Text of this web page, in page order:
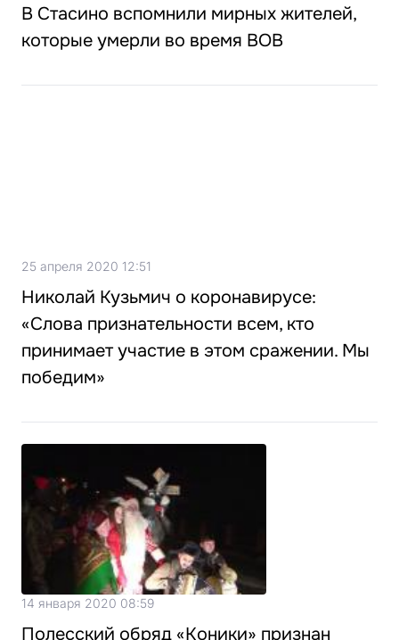
В Стасино вспомнили мирных жителей,
которые умерли во время ВОВ
25 апреля 2020 12:51
Николай Кузьмич о коронавирусе:
«Слова признательности всем, кто
принимает участие в этом сражении. Мы
победим»
14 января 2020 08:59
Полесский обряд «Коники» признан